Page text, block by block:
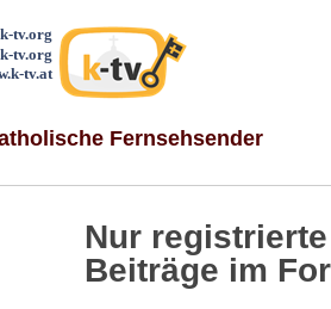
tv.org
tv.org
tv.at
Fernsehsender
Nur
Beiträge im